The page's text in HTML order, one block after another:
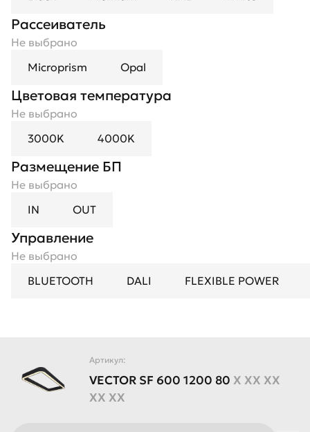
Рассеиватель
Не выбрано
Microprism
Opal
Цветовая температура
Не выбрано
3000K
4000K
Размещение БП
Не выбрано
IN
OUT
Управление
Не выбрано
BLUETOOTH
DALI FLEXIBLE POWER
Артикул:
VECTOR SF 600 1200 80 X XX XX
XX XX